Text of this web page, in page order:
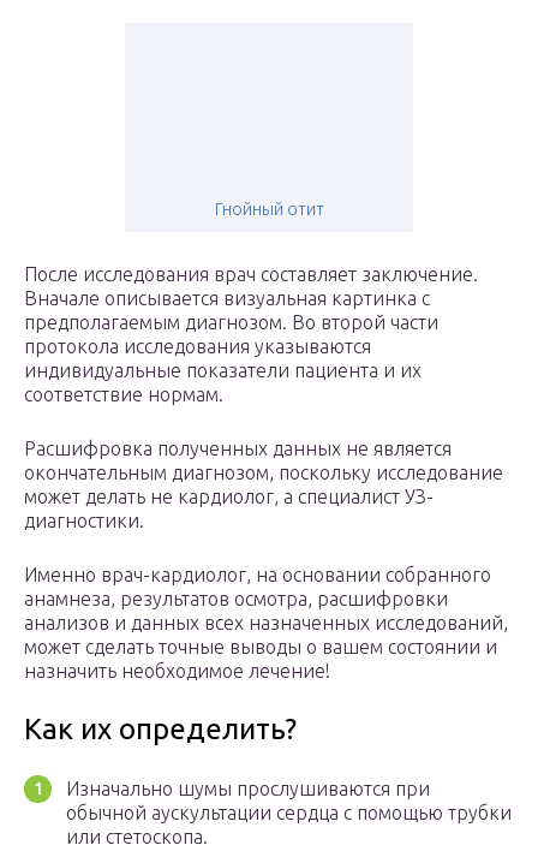
Гнойный отит
После исследования врач составляет заключение.
Вначале описывается визуальная картинка с
предполагаемым диагнозом. Во второй части
протокола исследования указываются
индивидуальные показатели пациента и их
соответствие нормам.
Расшифровка полученных данных не является
окончательным диагнозом, поскольку исследование
может делать не кардиолог, а специалист УЗ-
диагностики.
Именно врач-кардиолог, на основании собранного
анамнеза, результатов осмотра, расшифровки
анализов и данных всех назначенных исследований,
может сделать точные выводы о вашем состоянии и
назначить необходимое лечение!
Как их определить?
Изначально шумы прослушиваются при
обычной аускультации сердца с помощью трубки
или стетоскопа.